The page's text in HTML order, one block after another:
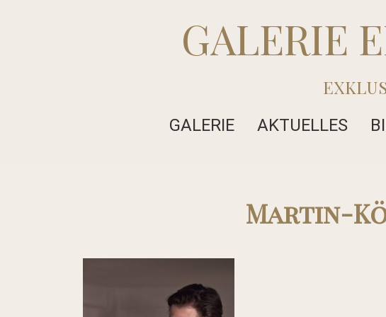
GALERIE
GALERIE AKTUELLES
Martin-